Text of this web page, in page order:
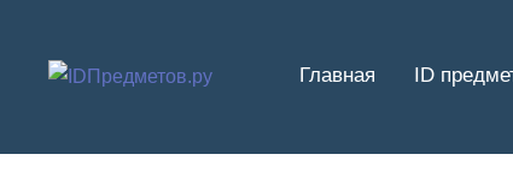
содержимому
Главная ID